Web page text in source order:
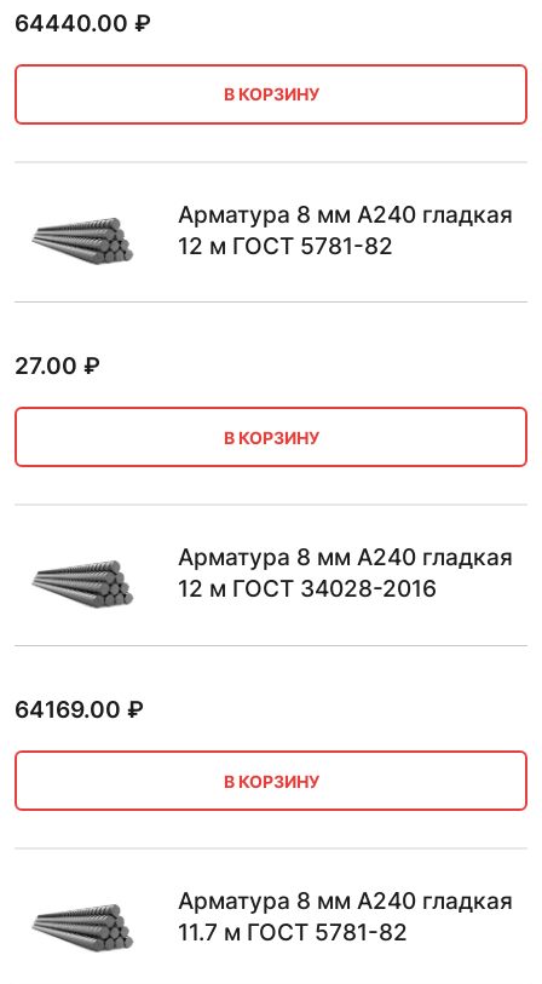
64440.00 ₽
В КОРЗИНУ
Арматура 8 мм А240 гладкая
12 м ГОСТ 5781-82
27.00 ₽
В КОРЗИНУ
Арматура 8 мм А240 гладкая
12 м ГОСТ 34028-2016
64169.00 ₽
В КОРЗИНУ
Арматура 8 мм А240 гладкая
11.7 м ГОСТ 5781-82